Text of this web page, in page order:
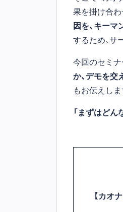
果を掛け合
因を、キー
するため、サ
今回のセミナ
か、デモを交
もお伝えしま
「まずはどん
【カオ